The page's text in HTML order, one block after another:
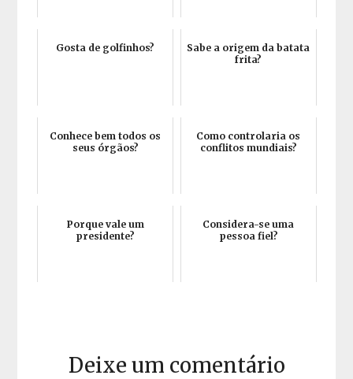
Gosta de golfinhos?
Sabe a origem da batata
frita?
Conhece bem todos os
seus órgãos?
Como controlaria os
conflitos mundiais?
Porque vale um
presidente?
Considera-se uma
pessoa fiel?
Deixe um comentário